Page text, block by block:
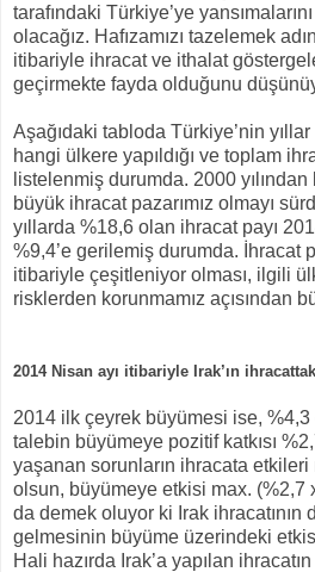
tarafındaki Türkiye’ye
olacağız. Hafızamızı tazelemek
itibariyle ihracat ve ithalat
geçirmekte fayda olduğunu
Aşağıdaki tabloda Türkiye’nin yıllar
hangi ülkere yapıldığı ve toplam
listelenmiş durumda. 2000
büyük ihracat pazarımız olmayı
yıllarda %18,6 olan ihracat payı
%9,4’e gerilemiş durumda. İhracat
itibariyle çeşitleniyor olması, ilgili
risklerden korunmamız açısından
2014 Nisan ayı itibariyle Irak’ın
2014 ilk çeyrek büyümesi ise,
talebin büyümeye pozitif katkısı
yaşanan sorunların ihracata
olsun, büyümeye etkisi max. (%2,7
da demek oluyor ki Irak ihracatının
gelmesinin büyüme üzerindeki
Hali hazırda Irak’a yapılan